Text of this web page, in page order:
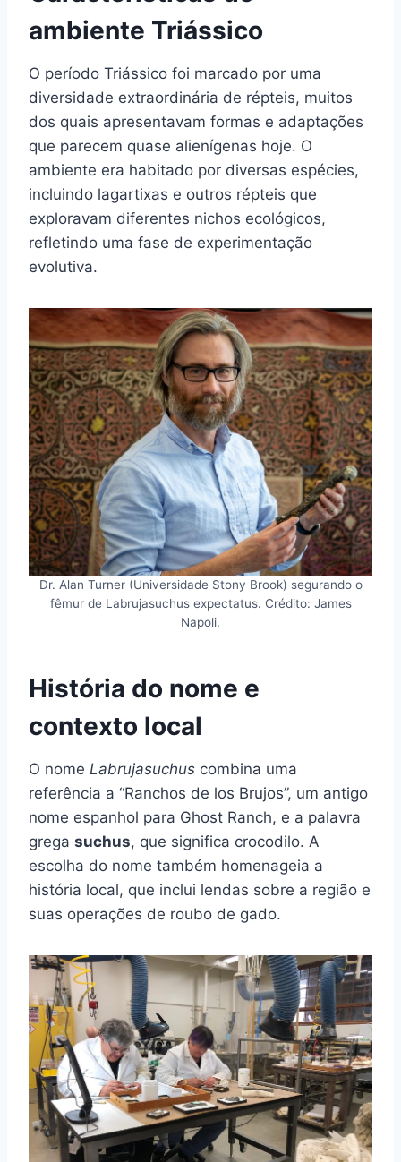
ambiente Triássico
O período Triássico foi marcado por uma
diversidade extraordinária de répteis, muitos
dos quais apresentavam formas e adaptações
que parecem quase alienígenas hoje. O
ambiente era habitado por diversas espécies,
incluindo lagartixas e outros répteis que
exploravam diferentes nichos ecológicos,
refletindo uma fase de experimentação
evolutiva.
Dr. Alan Turner (Universidade Stony Brook) segurando o
fêmur de Labrujasuchus expectatus. Crédito: James
Napoli.
História do nome e
contexto local
O nome Labrujasuchus combina uma
referência a “Ranchos de los Brujos”, um antigo
nome espanhol para Ghost Ranch, e a palavra
grega suchus, que significa crocodilo. A
escolha do nome também homenageia a
história local, que inclui lendas sobre a região e
suas operações de roubo de gado.